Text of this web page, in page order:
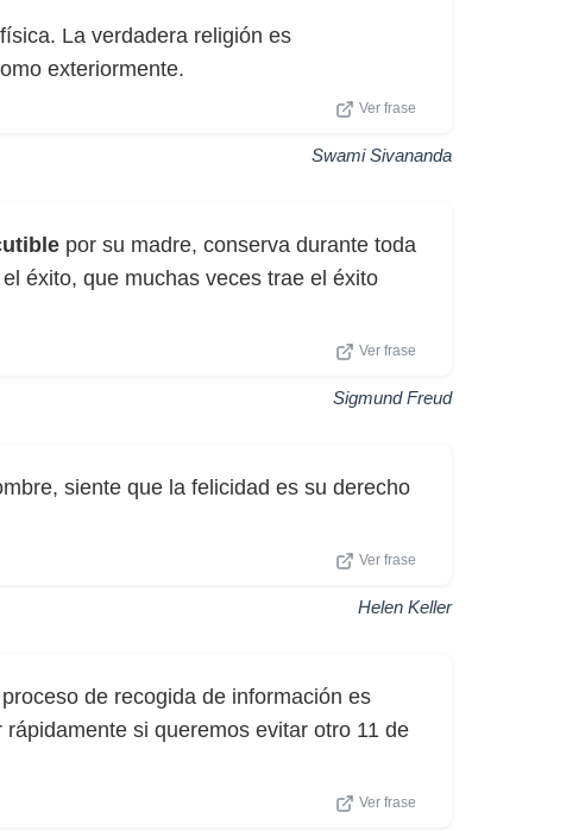
La verdadera religión es
exteriormente.
Ver frase
Swami Sivananda
por su madre, conserva durante toda
éxito, que muchas veces trae el éxito
Ver frase
Sigmund Freud
siente que la felicidad es su derecho
Ver frase
Helen Keller
de recogida de información es
si queremos evitar otro 11 de
Ver frase